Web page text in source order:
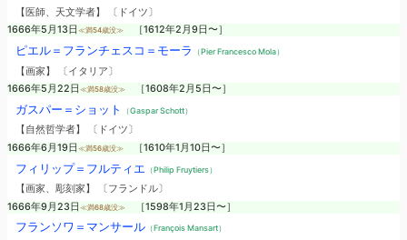
【医師、天文学者】 〔ドイツ〕
1666年5月13日 ≪満54歳没≫ ［1612年2月9日〜］
ピエル＝フランチェスコ＝モーラ （Pier Francesco Mola）
【画家】 〔イタリア〕
1666年5月22日 ≪満58歳没≫ ［1608年2月5日〜］
ガスパー＝ショット （Gaspar Schott）
【自然哲学者】 〔ドイツ〕
1666年6月19日 ≪満56歳没≫ ［1610年1月10日〜］
フィリップ＝フルティエ （Philip Fruytiers）
【画家、彫刻家】 〔フランドル〕
1666年9月23日 ≪満68歳没≫ ［1598年1月23日〜］
フランソワ＝マンサール（François Mansart）